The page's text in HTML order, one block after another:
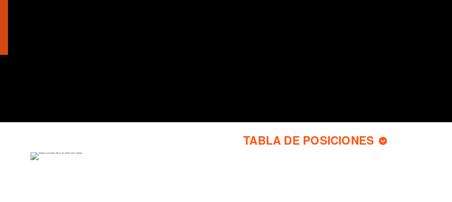
TABLA DE POSICIONES